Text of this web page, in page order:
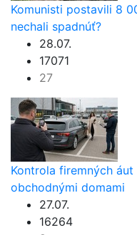
Komunisti postavili 8
nechali spadnúť?
28.07.
17071
27
Kontrola firemných
obchodnými domami
27.07.
16264